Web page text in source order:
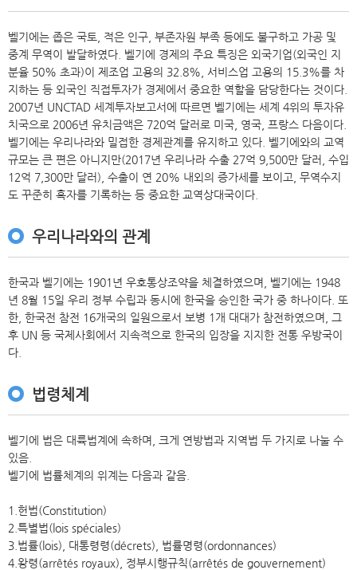
벨기에는 좁은 국토, 적은 인구, 부존자원 부족 등에도 불구하고 가공 및
중계 무역이 발달하였다. 벨기에 경제의 주요 특징은 외국기업(외국인 지
분율 50% 초과)이 제조업 고용의 32.8%, 서비스업 고용의 15.3%를 차
지하는 등 외국인 직접투자가 경제에서 중요한 역할을 담당한다는 것이다.
2007년 UNCTAD 세계투자보고서에 따르면 벨기에는 세계 4위의 투자유
치국으로 2006년 유치금액은 720억 달러로 미국, 영국, 프랑스 다음이다.
벨기에는 우리나라와 밀접한 경제관계를 유지하고 있다. 벨기에와의 교역
규모는 큰 편은 아니지만(2017년 우리나라 수출 27억 9,500만 달러, 수입
12억 7,300만 달러), 수출이 연 20% 내외의 증가세를 보이고, 무역수지
도 꾸준히 흑자를 기록하는 등 중요한 교역상대국이다.
우리나라와의 관계
한국과 벨기에는 1901년 우호통상조약을 체결하였으며, 벨기에는 1948
년 8월 15일 우리 정부 수립과 동시에 한국을 승인한 국가 중 하나이다. 또
한, 한국전 참전 16개국의 일원으로서 보병 1개 대대가 참전하였으며, 그
후 UN 등 국제사회에서 지속적으로 한국의 입장을 지지한 전통 우방국이
다.
법령체계
벨기에 법은 대륙법계에 속하며, 크게 연방법과 지역법 두 가지로 나눌 수
있음.
벨기에 법률체계의 위계는 다음과 같음.
1.헌법(Constitution)
2.특별법(lois spéciales)
3.법률(lois), 대통령령(décrets), 법률명령(ordonnances)
4.왕령(arrêtés royaux), 정부시행규칙(arrêtés de gouvernement)